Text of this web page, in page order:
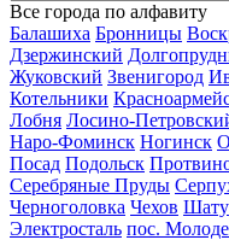
Все города по алфавиту
Балашиха Бронницы
Дзержинский
Жуковский Звенигород
Котельники
Лобня Лосино-
Наро-Фоминск Ногинск
Посад Подольск
Серебряные Пруды
Черноголовка Чехов
Электросталь пос.